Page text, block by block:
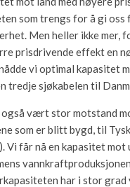
som trengs for å gi oss
Men heller ikke mer,
prisdrivende effekt en
vi optimal kapasitet
tredje sjøkabelen til
vært stor motstand
som er blitt bygd, til
Vi får nå en kapasitet
har i stor